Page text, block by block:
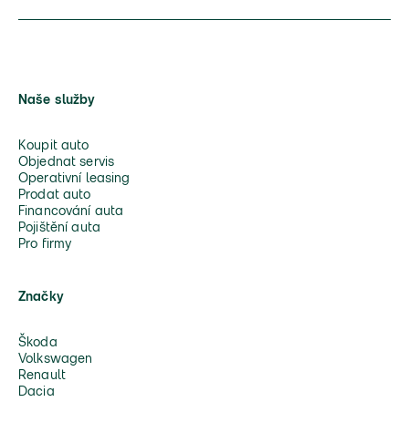
Naše služby
Koupit auto
Objednat servis
Operativní leasing
Prodat auto
Financování auta
Pojištění auta
Pro firmy
Značky
Škoda
Volkswagen
Renault
Dacia